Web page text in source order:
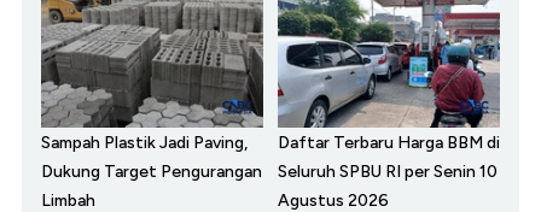
Sampah Plastik Jadi Paving,
Dukung Target Pengurangan
Limbah
Daftar Terbaru Harga BBM di
Seluruh SPBU RI per Senin 10
Agustus 2026